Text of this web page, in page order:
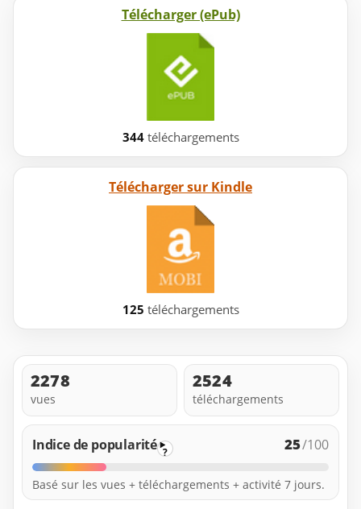
Télécharger (ePub)
344téléchargements
Télécharger sur Kindle
125 téléchargements
2278
vues
2524
téléchargements
Indice de popularité ? 25/100
Basé sur les vues + téléchargements + activité 7 jours.